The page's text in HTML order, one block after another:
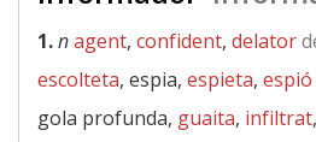
1.nagent, confident, delator
escolteta, espia, espieta, espió
gola profunda, guaita, infiltrat,